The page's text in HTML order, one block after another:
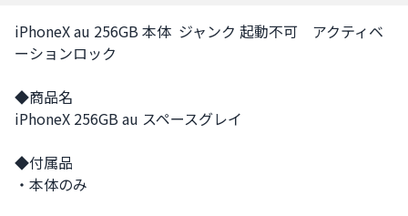
iPhoneX au 256GB 本体  ジャンク 起動不可　アクティベ
ーションロック
◆商品名
iPhoneX 256GB au スペースグレイ
◆付属品
・本体のみ